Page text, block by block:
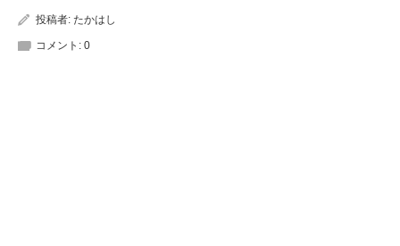
投稿者: たかはし
コメント: 0